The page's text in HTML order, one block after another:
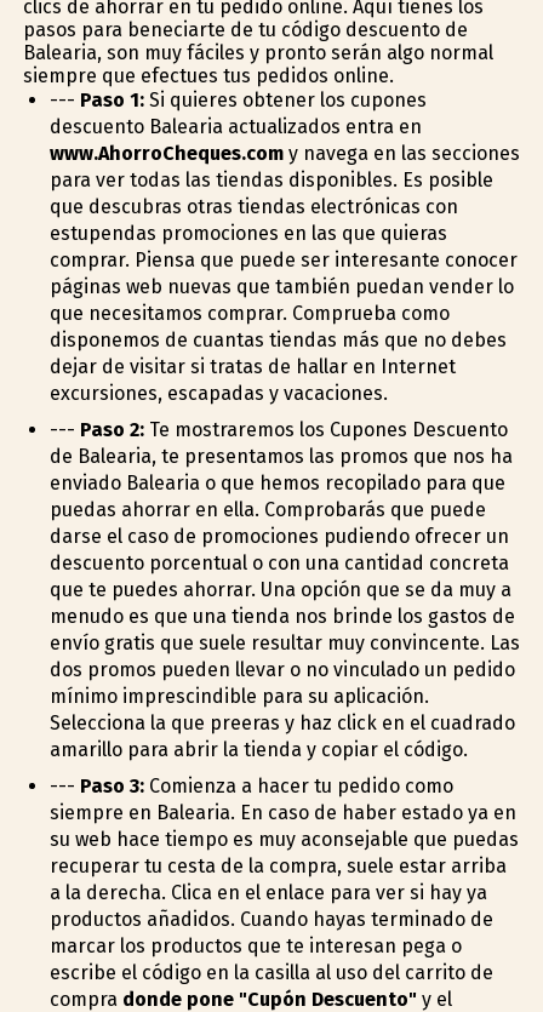
clics de ahorrar en tu pedido online. Aquí tienes los
pasos para beneficiarte de tu código descuento de
Balearia, son muy fáciles y pronto serán algo normal
siempre que efectues tus pedidos online.
--- Paso 1:Si quieres obtener los cupones
descuento Balearia actualizados entra en
www.AhorroCheques.comy navega en las secciones
para ver todas las tiendas disponibles. Es posible
que descubras otras tiendas electrónicas con
estupendas promociones en las que quieras
comprar. Piensa que puede ser interesante conocer
páginas web nuevas que también puedan vender lo
que necesitamos comprar. Comprueba como
disponemos de cuantas tiendas más que no debes
dejar de visitar si tratas de hallar en Internet
excursiones, escapadas y vacaciones.
--- Paso 2:Te mostraremos los Cupones Descuento
de Balearia, te presentamos las promos que nos ha
enviado Balearia o que hemos recopilado para que
puedas ahorrar en ella. Comprobarás que puede
darse el caso de promociones pudiendo ofrecer un
descuento porcentual o con una cantidad concreta
que te puedes ahorrar. Una opción que se da muy a
menudo es que una tienda nos brinde los gastos de
envío gratis que suele resultar muy convincente. Las
dos promos pueden llevar o no vinculado un pedido
mínimo imprescindible para su aplicación.
Selecciona la que prefieras y haz click en el cuadrado
amarillo para abrir la tienda y copiar el código.
--- Paso 3:Comienza a hacer tu pedido como
siempre en Balearia. En caso de haber estado ya en
su web hace tiempo es muy aconsejable que puedas
recuperar tu cesta de la compra, suele estar arriba
a la derecha. Clica en el enlace para ver si hay ya
productos añadidos. Cuando hayas terminado de
marcar los productos que te interesan pega o
escribe el código en la casilla al uso del carrito de
compra donde pone "Cupón Descuento"y el